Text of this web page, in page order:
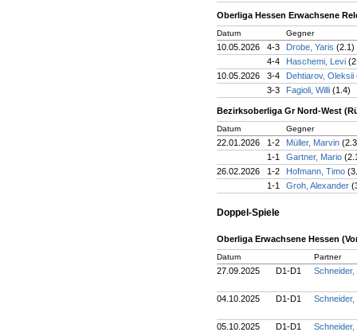
Oberliga Hessen Erwachsene
Datum Gegner
10.05.2026 4-3 Drobe, Yaris (2.1)
4-4
Haschemi, Levi
10.05.2026
3-4 Dehtiarov, Oleksii
3-3
Fagioli, Willi (1.4)
Bezirksoberliga Gr Nord-West
Datum Gegner
22.01.2026 1-2 Müller, Marvin
1-1
Gartner, Mario
26.02.2026
1-2 Hofmann, Timo
1-1
Groh, Alexander
Doppel-Spiele
Oberliga Erwachsene Hessen
Datum Partner
27.09.2025 D1-D1
04.10.2025 D1-D1
05.10.2025 D1-D1